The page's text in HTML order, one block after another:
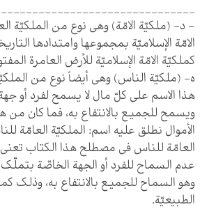
– د- (ملكيّة الامّة) وهي نوع من الملكيّة
الامّة الإسلاميّة بمجموعها وامتدادها
كملكيّة الامّة الإسلاميّة للأرض العامرة
ه- (ملكيّة الناس) وهي أيضاً نوع من
هذا الاسم على كلّ مال لا يسمح لفرد أو
ويسمح للجميع بالانتفاع به، فما كان من
الأموال نطلق عليه اسم: الملكيّة العامّة
العامّة للناس في مصطلح هذا الكتاب
عدم السماح للفرد أو الجهة الخاصّة بتملّك
وهو السماح للجميع بالانتفاع به، وذلك كما
الطبيعيّة.